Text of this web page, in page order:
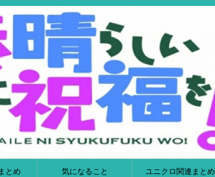
とめ 気になること ユニクロ関連まとめ